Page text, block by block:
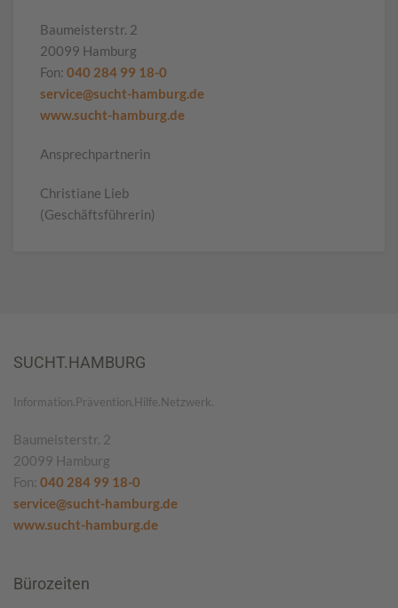
Baumeisterstr. 2
20099 Hamburg
Fon: 040 284 99 18-0
service@sucht-hamburg.de
www.sucht-hamburg.de
Ansprechpartnerin
Christiane Lieb
(Geschäftsführerin)
SUCHT.HAMBURG
Information.Prävention.Hilfe.Netzwerk.
Baumeisterstr. 2
20099 Hamburg
Fon: 040 284 99 18-0
service@sucht-hamburg.de
www.sucht-hamburg.de
Bürozeiten